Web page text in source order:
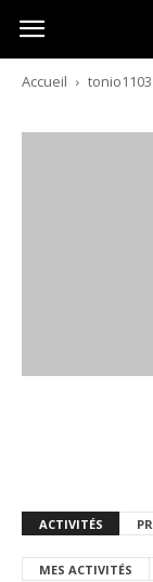
Australia-
australie.com
Accueil tonio1103
ACTIVITÉS
MES ACTIVITÉS